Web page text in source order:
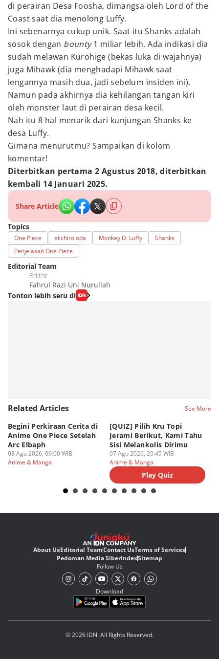
di perairan Desa Foosha, dimangsa oleh Lord of the
Coast saat dia menolong Luffy.
Ini sebenarnya cukup unik. Saat itu Shanks adalah
sosok dengan bounty1 miliar lebih. Ada indikasi dia
sudah melawan Kurohige (bekas luka di wajahnya)
juga Mihawk (dia menghadapi Mihawk saat
lengannya masih dua, jadi sebelum insiden ini).
Namun pada akhirnya dia kehilangan tangan kiri
oleh monster laut di perairan desa kecil.
Nah itu 8 hal menarik dari kunjungan Shanks ke
desa Luffy.
Gimana menurutmu? Sampaikan di kolom
komentar!
Diterbitkan pertama 2 Agustus 2018, diterbitkan
kembali 14 Januari 2025.
Share Article
Topics
One Piece eiichiro oda Monkey D. Luffy
Shanks
Penjelasan One Piece
Editorial Team
Editor
Fahrul Razi Uni Nurullah
Tonton lebih seru di
Related Articles See More
Begini Perkiraan Cerita di
Anime One Piece Setelah
Arc Elbaph
08 Agu 2026, 09:00 WIB
Anime & Manga
[QUIZ] Pilih Kru Topi
Jerami Berikut, Kami Tahu
Sisi Melankolis Dirimu
07 Agu 2026, 20:45 WIB
Anime & Manga
Play Quiz
About UsEditorial TeamContact UsTerms of Services
Pedoman Media SiberIndexSitemap
Follow Us
Download
© 2026 IDN. All Rights Reserved.